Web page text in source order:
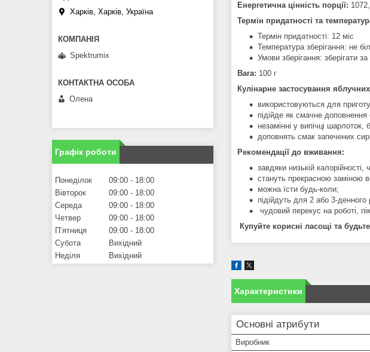
Енергетична цінність порції:
Термін придатності та
Термін придатності: 12 міс
Температура зберігання: не
Умови зберігання: зберігати
Вага: 100 г
Кулінарне застосування
використовуються для
підійде як смачне
незамінні у випічці шарлоток,
доповнять смак запечених
Рекомендації до вживання:
завдяки низькій
стануть прекрасною заміною
можна їсти будь-коли;
підійдуть для 2 або 3-
чудовий перекус на роботі,
Купуйте корисні ласощі та
Характеристики
Основні атрибути
Виробник
Харків, Харків, Україна
Spektrumix
Олена
Графік роботи
Понеділок 09:00
18:00
Вівторок
09:00
18:00
Середа
09:00
18:00
Четвер
09:00
18:00
Пʼятниця
09:00
18:00
Субота
Вихідний
Неділя
Вихідний